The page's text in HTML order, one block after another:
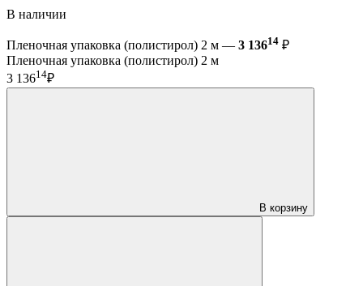
В наличии
Пленочная упаковка (полистирол) 2 м — 3 13614 ₽
Пленочная упаковка (полистирол) 2 м
3 13614₽
В корзину